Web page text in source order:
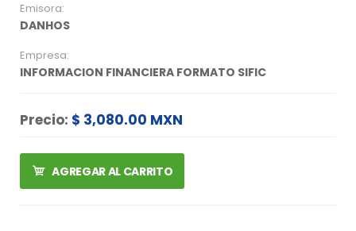
Emisora:
DANHOS
Empresa:
INFORMACION FINANCIERA FORMATO SIFIC
Precio: $ 3,080.00 MXN
AGREGAR AL CARRITO